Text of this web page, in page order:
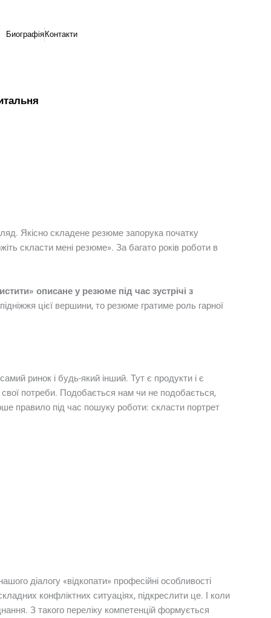
Биографія Контакти
Якісно складене резюме запорука початку
скласти мені резюме». За багато років роботи в
описане у резюме під час зустрічі з
цієї вершини, то резюме гратиме роль гарної
ринок і будь-який інший. Тут є продукти і є
потреби. Подобається нам чи не подобається,
під час пошуку роботи: скласти портрет
діалогу «відкопати» професійні особливості
конфліктних ситуаціях, підкреслити це. І коли
З такого переліку компетенцій формується